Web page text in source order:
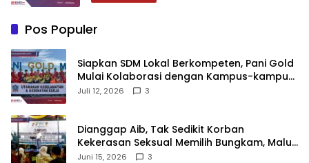
Pos Populer
‎Siapkan SDM Lokal Berkompeten, Pani Gold
Mulai Kolaborasi dengan Kampus-kampus
di Gorontalo
Juli 12, 2026 3
‎Dianggap Aib, Tak Sedikit Korban
Kekerasan Seksual Memilih Bungkam, Malu
untuk Melapor!‎
Juni 15, 2026 3